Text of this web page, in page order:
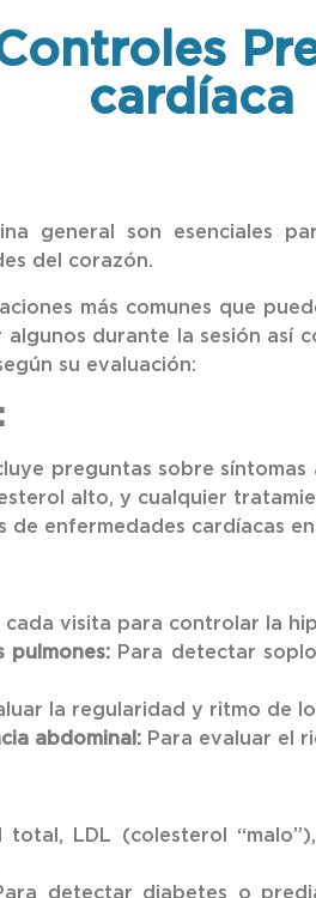
cardíaca
general son esenciales
del corazón.
más comunes que
algunos durante la sesión
su evaluación:
preguntas sobre
alto, y cualquier
de enfermedades cardíacas
cada visita para controlar la
pulmones: Para detectar
la regularidad y ritmo de
abdominal: Para evaluar el
LDL (colesterol
detectar diabetes o